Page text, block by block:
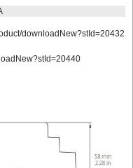
downloadNew?stId=20432